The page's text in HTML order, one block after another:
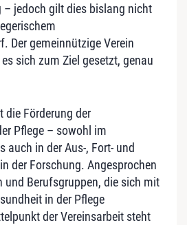
– jedoch gilt dies bislang nicht
Der gemeinnützige Verein
sich zum Ziel gesetzt, genau
die Förderung der
Pflege – sowohl im
auch in der Aus-, Fort- und
der Forschung. Angesprochen
und Berufsgruppen, die sich mit
in der Pflege
der Vereinsarbeit steht